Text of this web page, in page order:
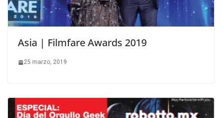
Asia | Filmfare Awards 2019
25 marzo, 2019